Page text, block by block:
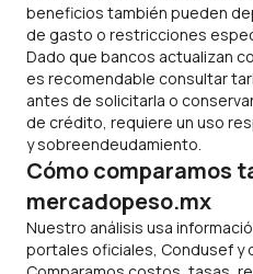
beneficios también pueden
de gasto o restricciones
Dado que bancos actualizan
es recomendable consultar
antes de solicitarla o
de crédito, requiere un uso
y sobreendeudamiento.
Cómo comparamos
mercadopeso.mx
Nuestro análisis usa
portales oficiales, Condusef